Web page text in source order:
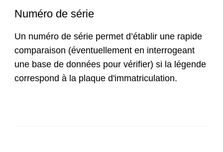
Numéro de série
Un numéro de série permet d’établir une rapide
comparaison (éventuellement en interrogeant
une base de données pour vérifier) si la légende
correspond à la plaque d'immatriculation.